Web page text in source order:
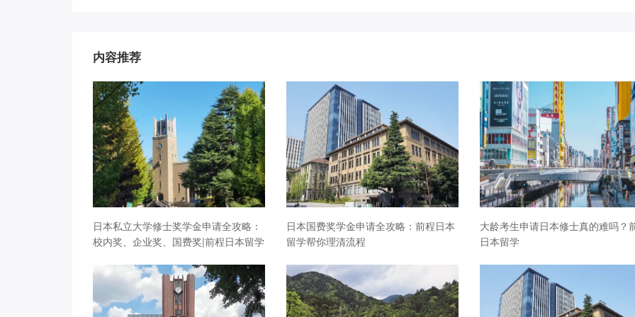
内容推荐
日本私立大学修士奖学金申请全攻略：
校内奖、企业奖、国费奖|前程日本留学
日本国费奖学金申请全攻略：前程日本
留学帮你理清流程
大龄考生申请日本修士真的难吗？
日本留学